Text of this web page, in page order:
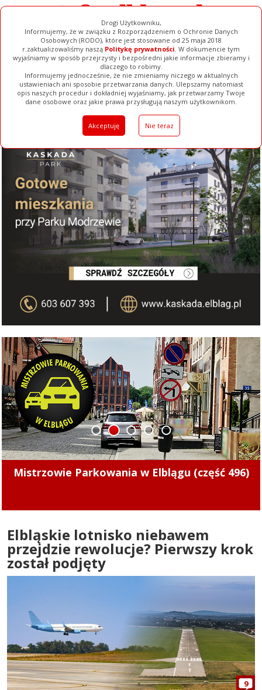
Drogi Użytkowniku,
Informujemy, że w związku z Rozporządzeniem o Ochronie Danych
Osobowych (RODO), które jest stosowane od 25 maja 2018
r.zaktualizowaliśmy naszą Politykę prywatności. W dokumencie tym
wyjaśniamy w sposób przejrzysty i bezpośredni jakie informacje zbieramy i
dlaczego to robimy.
Informujemy jednocześnie, że nie zmieniamy niczego w aktualnych
ustawieniach ani sposobie przetwarzania danych. Ulepszamy natomiast
opis naszych procedur i dokładniej wyjaśniamy, jak przetwarzamy Twoje
dane osobowe oraz jakie prawa przysługują naszym użytkownikom.
Akceptuję Nie teraz
Ogłoszenia Filmy Galerie Baza Firm Pełna Wersja
Pierwsze punkty w nowym sezonie. Concordia
1 2 3 4 5
Elbląskie lotnisko niebawem
przejdzie rewolucje? Pierwszy krok
został podjęty
9